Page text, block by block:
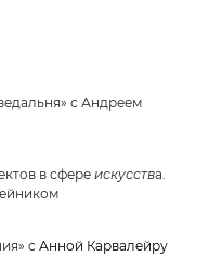
с Андреем
в сфере искусства.
с Анной Карвалейру